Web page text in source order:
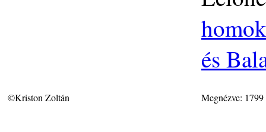
és
©Kriston Zoltán Megnézve: